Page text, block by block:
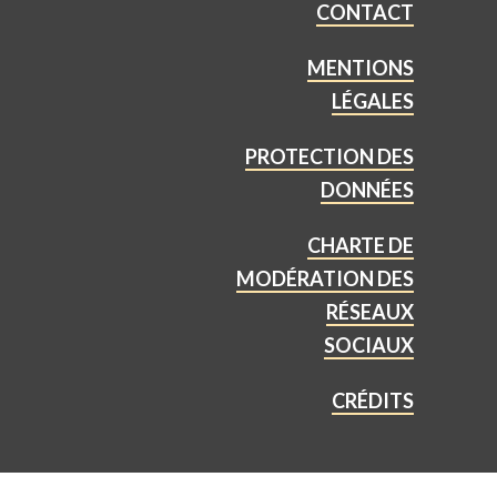
CONTACT
MENTIONS
LÉGALES
PROTECTION DES
DONNÉES
CHARTE DE
MODÉRATION DES
RÉSEAUX
SOCIAUX
CRÉDITS